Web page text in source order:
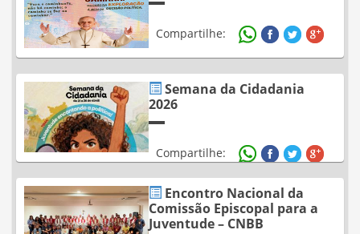
Compartilhe:
Semana da Cidadania
2026
Compartilhe:
Encontro Nacional da
Comissão Episcopal para a
Juventude – CNBB